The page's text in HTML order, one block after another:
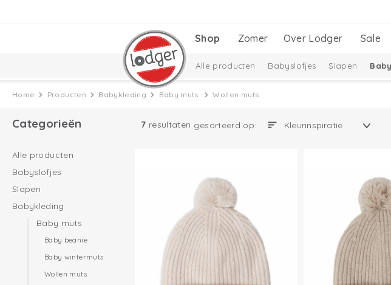
Shop Zomer Over Lodger Sale
Alle producten Babyslofjes Slapen
Cadeausets
Home Producten Babykleding Baby muts Wollen muts
Categorieën
Alle producten
Babyslofjes
Slapen
Babykleding
Baby muts
Baby beanie
Baby wintermuts
Wollen muts
7 resultaten gesorteerd op: